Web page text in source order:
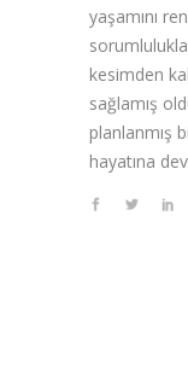
yaşamını
kesimden
sağlamış
planlanmış
hayatına